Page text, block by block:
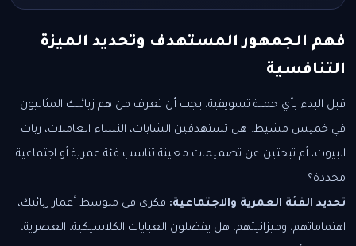
فهم الجمهور المستهدف وتحديد الميزة
التنافسية
قبل البدء بأي حملة تسويقية، يجب أن تعرف من هم زبائنك المثاليون
في خميس مشيط. هل تستهدفين الشابات، النساء العاملات، ربات
البيوت، أم تبحثين عن تصميمات معينة تناسب فئة عمرية أو اجتماعية
محددة؟
تحديد الفئة العمرية والاجتماعية: فكري في متوسط أعمار زبائنك،
اهتماماتهم، وميزانيتهم. هل يفضلون العبايات الكلاسيكية، العصرية،